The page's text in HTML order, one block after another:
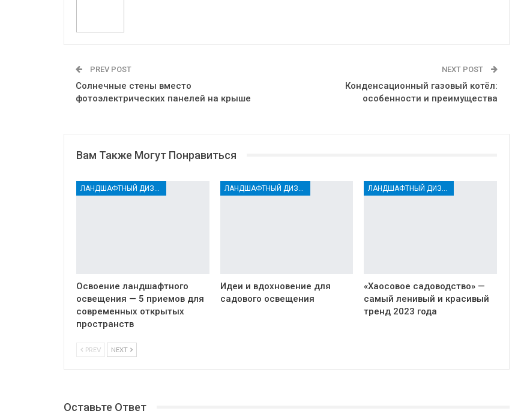
PREV POST
Солнечные стены вместо
фотоэлектрических панелей на крыше
NEXT POST
Конденсационный газовый котёл:
особенности и преимущества
Вам Также Могут Понравиться
Освоение ландшафтного
освещения — 5 приемов для
современных открытых
пространств
Идеи и вдохновение для
садового освещения
«Хаосовое садоводство» —
самый ленивый и красивый
тренд 2023 года
PREV NEXT
Оставьте Ответ